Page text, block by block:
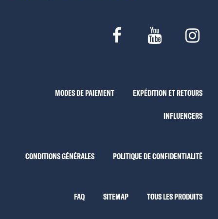
MODES DE PAIEMENT EXPÉDITION ET RETOURS
INFLUENCERS
CONDITIONS GÉNÉRALES POLITIQUE DE CONFIDENTIALITÉ
FAQ SITEMAP TOUS LES PRODUITS